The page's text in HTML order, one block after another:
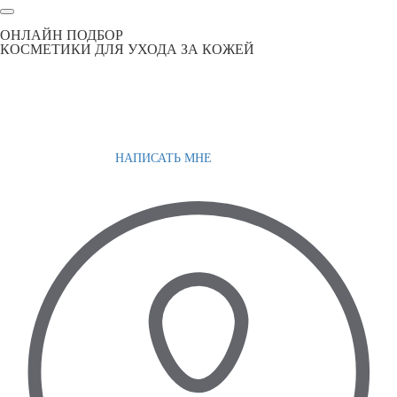
ОНЛАЙН ПОДБОР
КОСМЕТИКИ ДЛЯ УХОДА ЗА КОЖЕЙ
НАПИСАТЬ МНЕ